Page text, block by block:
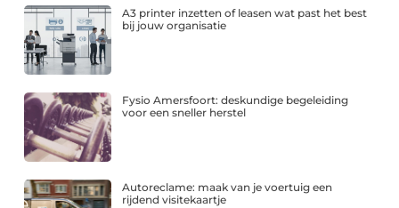
A3 printer inzetten of leasen wat past het best
bij jouw organisatie
Fysio Amersfoort: deskundige begeleiding
voor een sneller herstel
Autoreclame: maak van je voertuig een
rijdend visitekaartje